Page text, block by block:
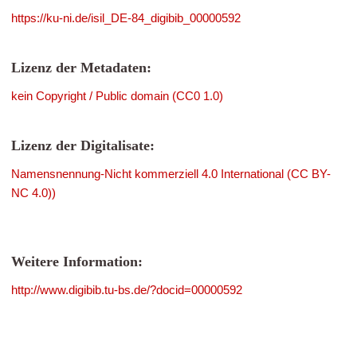
https://ku-ni.de/isil_DE-84_digibib_00000592
Lizenz der Metadaten:
kein Copyright / Public domain (CC0 1.0)
Lizenz der Digitalisate:
Namensnennung-Nicht kommerziell 4.0 International (CC BY-
NC 4.0))
Weitere Information:
http://www.digibib.tu-bs.de/?docid=00000592